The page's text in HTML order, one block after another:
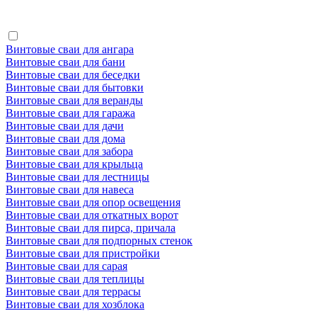
Винтовые сваи для ангара
Винтовые сваи для бани
Винтовые сваи для беседки
Винтовые сваи для бытовки
Винтовые сваи для веранды
Винтовые сваи для гаража
Винтовые сваи для дачи
Винтовые сваи для дома
Винтовые сваи для забора
Винтовые сваи для крыльца
Винтовые сваи для лестницы
Винтовые сваи для навеса
Винтовые сваи для опор освещения
Винтовые сваи для откатных ворот
Винтовые сваи для пирса, причала
Винтовые сваи для подпорных стенок
Винтовые сваи для пристройки
Винтовые сваи для сарая
Винтовые сваи для теплицы
Винтовые сваи для террасы
Винтовые сваи для хозблока